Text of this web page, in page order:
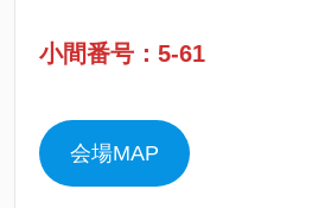
小間番号：5-61
会場MAP